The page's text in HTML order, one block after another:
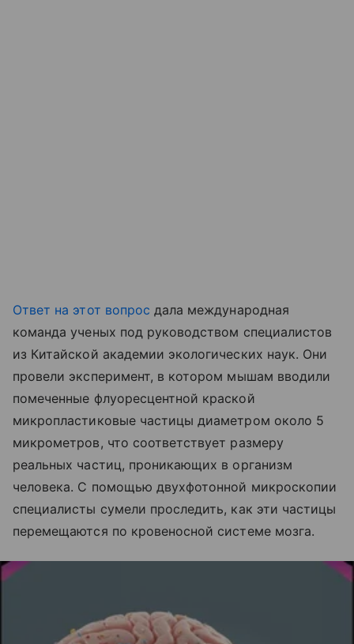
Ответ на этот вопрос дала международная
команда ученых под руководством специалистов
из Китайской академии экологических наук. Они
провели эксперимент, в котором мышам вводили
помеченные флуоресцентной краской
микропластиковые частицы диаметром около 5
микрометров, что соответствует размеру
реальных частиц, проникающих в организм
человека. С помощью двухфотонной микроскопии
специалисты сумели проследить, как эти частицы
перемещаются по кровеносной системе мозга.